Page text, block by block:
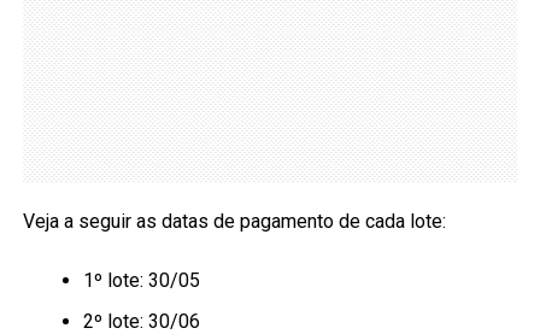
Veja a seguir as datas de pagamento de cada lote:
1º lote: 30/05
2º lote: 30/06